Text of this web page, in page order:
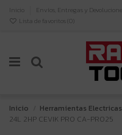
Inicio Envíos, Entregas y Devoluciones
Lista de favoritos ( 0)
Inicio Herramientas Electricas
24L 2HP CEVIK PRO CA-PRO25